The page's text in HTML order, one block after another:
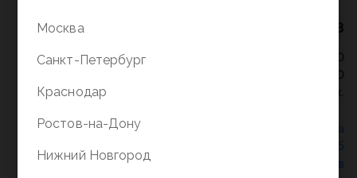
8 (800) 5000-338
Режим работы - 9:30-20:00
в выходные и праздники - 10:00-19:00
без перерыва и выходных.
Политика конфиденциальности
СОГЛАСИЕ на
Соглашение об
использовании cookie-файлов
Москва
Санкт-Петербург
Краснодар
Ростов-на-Дону
Нижний Новгород